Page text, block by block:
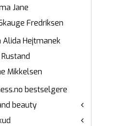
Jane
Fredriksen
Alida Hejtmanek
Mikkelsen
bestselgere
beauty